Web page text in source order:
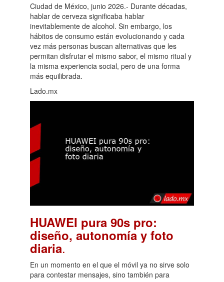
Ciudad de México, junio 2026.- Durante décadas,
hablar de cerveza significaba hablar
inevitablemente de alcohol. Sin embargo, los
hábitos de consumo están evolucionando y cada
vez más personas buscan alternativas que les
permitan disfrutar el mismo sabor, el mismo ritual y
la misma experiencia social, pero de una forma
más equilibrada.
Lado.mx
HUAWEI pura 90s pro:
diseño, autonomía y foto
diaria.
En un momento en el que el móvil ya no sirve solo
para contestar mensajes, sino también para